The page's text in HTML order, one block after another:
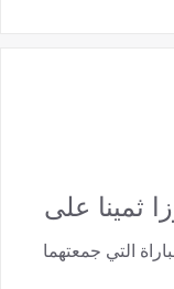
ثمينا على